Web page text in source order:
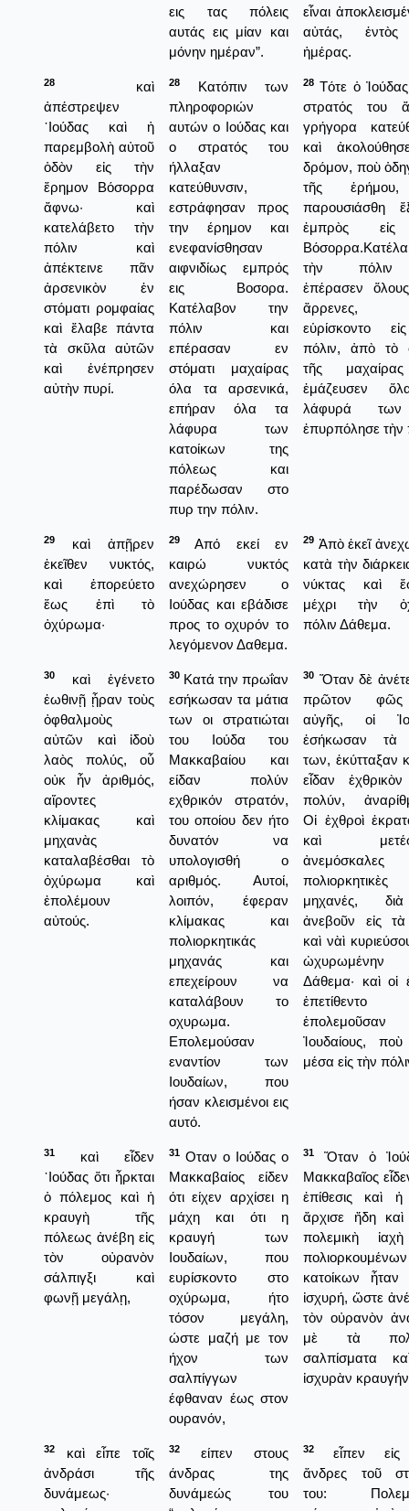
εις τας πόλεις
αυτάς εις μίαν και
μόνην ημέραν”.
εἶναι
αὐτάς, ἐντὸς
ἡμέρας.
28
καὶ
ἀπέστρεψεν
᾿Ιούδας καὶ ἡ
παρεμβολὴ αὐτοῦ
ὁδὸν εἰς τὴν
ἔρημον Βόσορρα
ἄφνω· καὶ
κατελάβετο τὴν
πόλιν καὶ
ἀπέκτεινε πᾶν
ἀρσενικὸν ἐν
στόματι ρομφαίας
καὶ ἔλαβε πάντα
τὰ σκῦλα αὐτῶν
καὶ ἐνέπρησεν
αὐτὴν πυρί.
28
Κατόπιν των
πληροφοριών
αυτών ο Ιούδας και
ο στρατός του
ήλλαξαν
κατεύθυνσιν,
εστράφησαν προς
την έρημον και
ενεφανίσθησαν
αιφνιδίως εμπρός
εις Βοσορα.
Κατέλαβον την
πόλιν και
επέρασαν εν
στόματι μαχαίρας
όλα τα αρσενικά,
επήραν όλα τα
λάφυρα των
κατοίκων της
πόλεως και
παρέδωσαν στο
πυρ την πόλιν.
28 Τότε ὁ
στρατός του
γρήγορα
καὶ
δρόμον, ποὺ
τῆς
παρουσιάσθη
ἐμπρὸς
τὴν πόλιν
ἐπέρασεν
ἄρρενες,
εὑρίσκοντο
πόλιν, ἀπὸ τὸ
τῆς
ἐμάζευσεν
λάφυρά
ἐπυρπόλησε τὴν
29
καὶ ἀπῇρεν
ἐκεῖθεν νυκτός,
καὶ ἐπορεύετο
ἕως ἐπὶ τὸ
ὀχύρωμα·
29
Από εκεί εν
καιρώ νυκτός
ανεχώρησεν ο
Ιούδας και εβάδισε
προς το οχυρόν το
λεγόμενον Δαθεμα.
29 Ἀπὸ ἐκεῖ
κατὰ τὴν
νύκτας καὶ
μέχρι τὴν
πόλιν Δάθεμα.
30
καὶ ἐγένετο
ἑωθινῇ ᾖραν τοὺς
ὀφθαλμοὺς
αὐτῶν καὶ ἰδοὺ
λαὸς πολύς, οὗ
οὐκ ἦν ἀριθμός,
αἴροντες
κλίμακας καὶ
μηχανὰς
καταλαβέσθαι τὸ
ὀχύρωμα καὶ
ἐπολέμουν
αὐτούς.
30 Κατά την πρωΐαν
εσήκωσαν τα μάτια
των οι στρατιώται
του Ιούδα του
Μακκαβαίου και
είδαν πολύν
εχθρικόν στρατόν,
του οποίου δεν ήτο
δυνατόν να
υπολογισθή ο
αριθμός. Αυτοί,
λοιπόν, έφεραν
κλίμακας και
πολιορκητικάς
μηχανάς και
επεχείρουν να
καταλάβουν το
οχυρωμα.
Επολεμούσαν
εναντίον των
Ιουδαίων, που
ήσαν κλεισμένοι εις
αυτό.
30 Ὅταν δὲ
πρῶτον
αὐγῆς, οἱ
ἐσήκωσαν τὰ
των, ἐκύτταξαν
εἶδαν
πολύν,
Οἱ ἐχθροὶ
καὶ
πολιορκητικὲς
μηχανές,
ἀνεβοῦν εἰς τὰ
καὶ νὰὶ
ὠχυρωμένην
Δάθεμα· καὶ οἱ
ἐπολεμοῦσαν
Ἰουδαίους,
μέσα εἰς τὴν
31
καὶ εἶδεν
᾿Ιούδας ὅτι ἦρκται
ὁ πόλεμος καὶ ἡ
κραυγὴ τῆς
πόλεως ἀνέβη εἰς
τὸν οὐρανὸν
σάλπιγξι καὶ
φωνῇ μεγάλῃ,
31 Οταν ο Ιούδας ο
Μακκαβαίος είδεν
ότι είχεν αρχίσει η
μάχη και ότι η
κραυγή των
Ιουδαίων, που
ευρίσκοντο στο
οχύρωμα, ήτο
τόσον μεγάλη,
ώστε μαζή με τον
ήχον των
σαλπίγγων
έφθαναν έως στον
ουρανόν,
31
Ὅταν ὁ
Μακκαβαῖος
ἐπίθεσις καὶ
ἄρχισε ἤδη
πολεμικὴ
πολιορκουμένων
κατοίκων ἦταν
ἰσχυρή, ὥστε
τὸν οὐρανὸν
μὲ τὰ
σαλπίσματα
ἰσχυρὰν
32
καὶ εἶπε τοῖς
ἀνδράσι τῆς
δυνάμεως·
32
είπεν στους
άνδρας της
δυνάμεώς του
32
εἶπεν εἰς
ἄνδρες τοῦ
του: